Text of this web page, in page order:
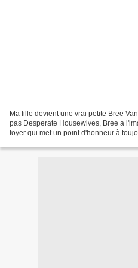
Ma fille devient une vrai petite Bree
pas Desperate Housewives, Bree a
foyer qui met un point d'honneur à